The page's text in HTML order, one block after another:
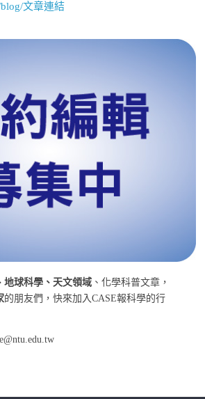
blog/文章連結
地球科學、天文領域 、化學科普文章，
的朋友們，快來加入CASE報科學的行